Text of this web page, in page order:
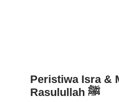
Peristiwa Isra &
Rasulullah ﷺ